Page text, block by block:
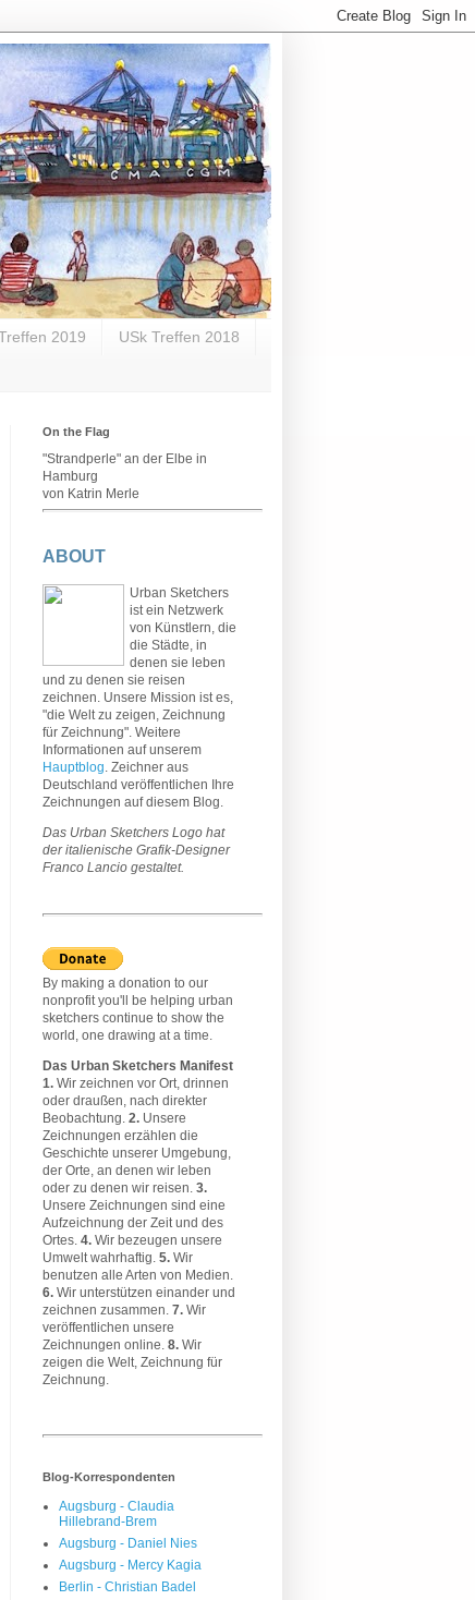
2019 USk Treffen 2018
On the Flag
"Strandperle" an der Elbe in
Hamburg
von Katrin Merle
ABOUT
Urban Sketchers
ist ein Netzwerk
von Künstlern, die
die Städte, in
denen sie leben
und zu denen sie reisen
zeichnen. Unsere Mission ist es,
"die Welt zu zeigen, Zeichnung
für Zeichnung". Weitere
Informationen auf unserem
Hauptblog. Zeichner aus
Deutschland veröffentlichen Ihre
Zeichnungen auf diesem Blog.
Das Urban Sketchers Logo hat
der italienische Grafik-Designer
Franco Lancio gestaltet.
By making a donation to our
nonprofit you'll be helping urban
sketchers continue to show the
world, one drawing at a time.
Das Urban Sketchers Manifest
1. Wir zeichnen vor Ort, drinnen
oder draußen, nach direkter
Beobachtung. 2. Unsere
Zeichnungen erzählen die
Geschichte unserer Umgebung,
der Orte, an denen wir leben
oder zu denen wir reisen. 3.
Unsere Zeichnungen sind eine
Aufzeichnung der Zeit und des
Ortes. 4. Wir bezeugen unsere
Umwelt wahrhaftig. 5. Wir
benutzen alle Arten von Medien.
6. Wir unterstützen einander und
zeichnen zusammen. 7. Wir
veröffentlichen unsere
Zeichnungen online. 8. Wir
zeigen die Welt, Zeichnung für
Zeichnung.
Blog-Korrespondenten
Augsburg - Claudia
Hillebrand-Brem
Augsburg - Daniel Nies
Augsburg - Mercy Kagia
Berlin - Christian Badel